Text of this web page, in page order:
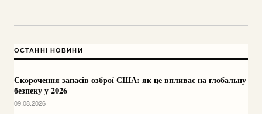
ОСТАННІ НОВИНИ
Скорочення запасів озброї США: як це впливає на глобальну
безпеку у 2026
09.08.2026